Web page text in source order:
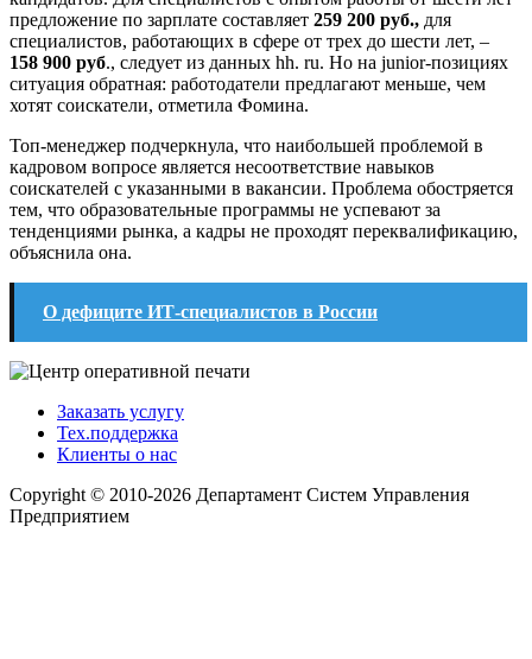
предложение по зарплате составляет 259 200 руб., для
специалистов, работающих в сфере от трех до шести лет, –
158 900 руб., следует из данных hh. ru. Но на junior-позициях
ситуация обратная: работодатели предлагают меньше, чем
хотят соискатели, отметила Фомина.
Топ-менеджер подчеркнула, что наибольшей проблемой в
кадровом вопросе является несоответствие навыков
соискателей с указанными в вакансии. Проблема обостряется
тем, что образовательные программы не успевают за
тенденциями рынка, а кадры не проходят переквалификацию,
объяснила она.
О дефиците ИТ-специалистов в России
Заказать услугу
Тех.поддержка
Клиенты о нас
Copyright © 2010-2026 Департамент Систем Управления
Предприятием